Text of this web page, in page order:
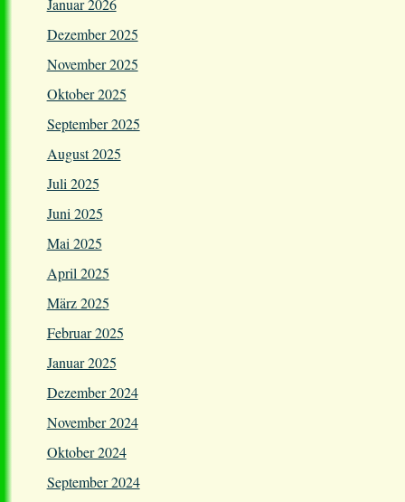
Januar 2026
Dezember 2025
November 2025
Oktober 2025
September 2025
August 2025
Juli 2025
Juni 2025
Mai 2025
April 2025
März 2025
Februar 2025
Januar 2025
Dezember 2024
November 2024
Oktober 2024
September 2024